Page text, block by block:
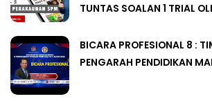
TUNTAS SOALAN 1 TRIAL
BICARA PROFESIONAL 8 :
PENGARAH PENDIDIKAN